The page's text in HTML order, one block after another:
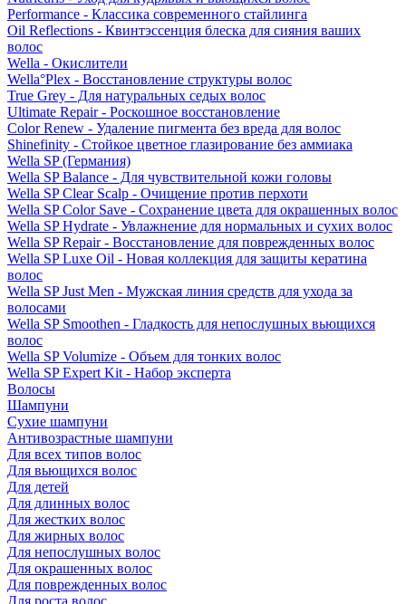
Performance - Классика современного стайлинга
Oil Reflections - Квинтэссенция блеска для сияния ваших
волос
Wella - Окислители
Wella°Plex - Восстановление структуры волос
True Grey - Для натуральных седых волос
Ultimate Repair - Роскошное восстановление
Color Renew - Удаление пигмента без вреда для волос
Shinefinity - Стойкое цветное глазирование без аммиака
Wella SP (Германия)
Wella SP Balance - Для чувствительной кожи головы
Wella SP Clear Scalp - Очищение против перхоти
Wella SP Color Save - Сохранение цвета для окрашенных волос
Wella SP Hydrate - Увлажнение для нормальных и сухих волос
Wella SP Repair - Восстановление для поврежденных волос
Wella SP Luxe Oil - Новая коллекция для защиты кератина
волос
Wella SP Just Men - Мужская линия средств для ухода за
волосами
Wella SP Smoothen - Гладкость для непослушных вьющихся
волос
Wella SP Volumize - Объем для тонких волос
Wella SP Expert Kit - Набор эксперта
Волосы
Шампуни
Сухие шампуни
Антивозрастные шампуни
Для всех типов волос
Для вьющихся волос
Для детей
Для длинных волос
Для жестких волос
Для жирных волос
Для непослушных волос
Для окрашенных волос
Для поврежденных волос
Для роста волос